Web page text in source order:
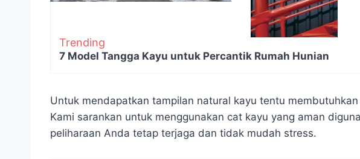
Trending
7 Model Tangga Kayu untuk Percantik Rumah Hunian
Untuk mendapatkan tampilan natural kayu tentu membutuhkan
Kami sarankan untuk menggunakan cat kayu yang aman
peliharaan Anda tetap terjaga dan tidak mudah stress.